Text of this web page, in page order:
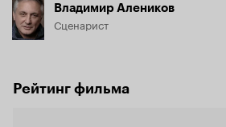
Владимир Алеников
Сценарист
Рейтинг фильма